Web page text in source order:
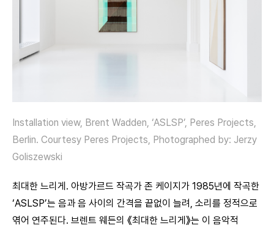
Installation view, Brent Wadden, ‘ASLSP’, Peres Projects,
Berlin. Courtesy Peres Projects, Photographed by: Jerzy
Goliszewski
최대한 느리게. 아방가르드 작곡가 존 케이지가 1985년에 작곡한
‘ASLSP’는 음과 음 사이의 간격을 끝없이 늘려, 소리를 정적으로
엮어 연주된다. 브렌트 웨든의 《최대한 느리게》는 이 음악적